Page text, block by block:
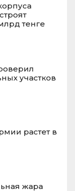
тенге
участков
растет в
жара